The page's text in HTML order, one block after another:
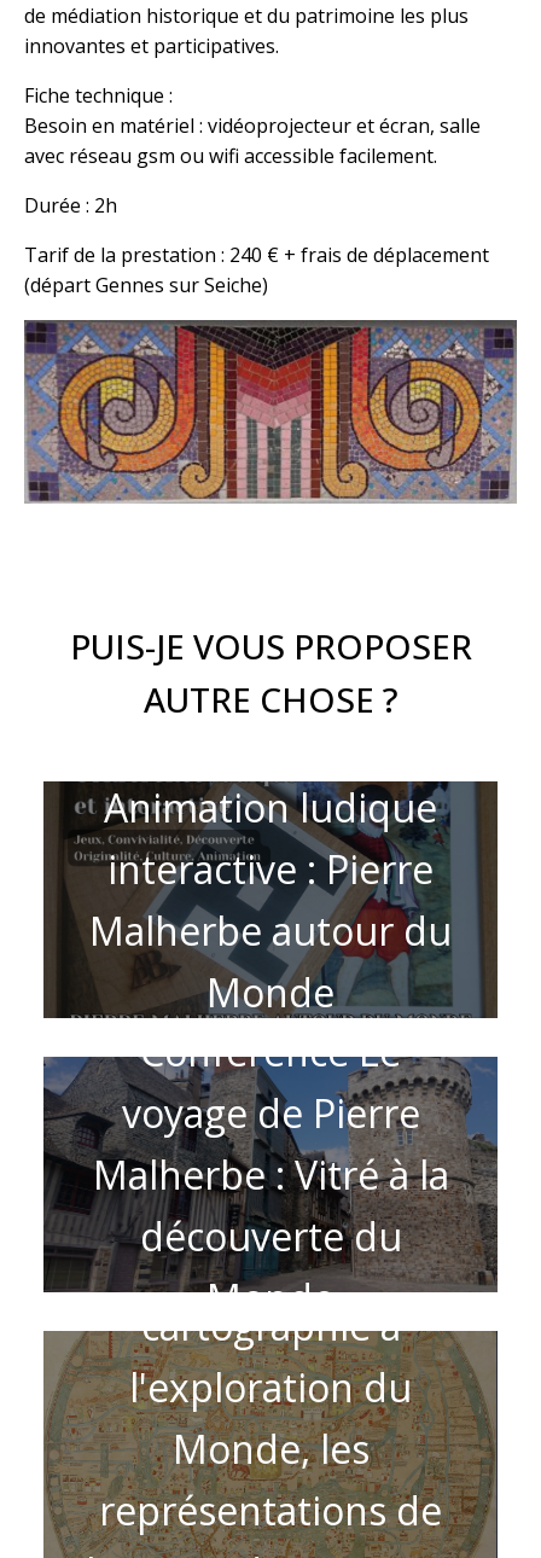
de médiation historique et du patrimoine les plus
innovantes et participatives.
Fiche technique :
Besoin en matériel : vidéoprojecteur et écran, salle
avec réseau gsm ou wifi accessible facilement.
Durée : 2h
Tarif de la prestation : 240 € + frais de déplacement
(départ Gennes sur Seiche)
PUIS-JE VOUS PROPOSER
AUTRE CHOSE ?
Animation ludique
interactive : Pierre
Malherbe autour du
Monde
Conférence Le
voyage de Pierre
Malherbe : Vitré à la
découverte du
Monde
Conférence De la
cartographie à
l'exploration du
Monde, les
représentations de